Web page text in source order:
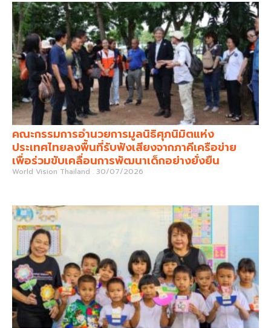
คณะกรรมการอำนวยการมูลนิธิศุภนิมิตแห่ง
ประเทศไทยลงพื้นที่รับฟังเสียงจากภาคีเครือข่าย
เพื่อร่วมขับเคลื่อนการพัฒนาเด็กอย่างยั่งยืน
World Vision Thailand 30/07/2026